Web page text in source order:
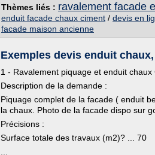
Thèmes liés : ravalement facade
enduit facade chaux ciment / devis en
facade maison ancienne
Exemples devis enduit
1 - Ravalement piquage et enduit
Description de la demande :
Piquage complet de la facade ( enduit
la chaux. Photo de la facade dispo sur
Précisions :
Surface totale des travaux (m2)? ... 70